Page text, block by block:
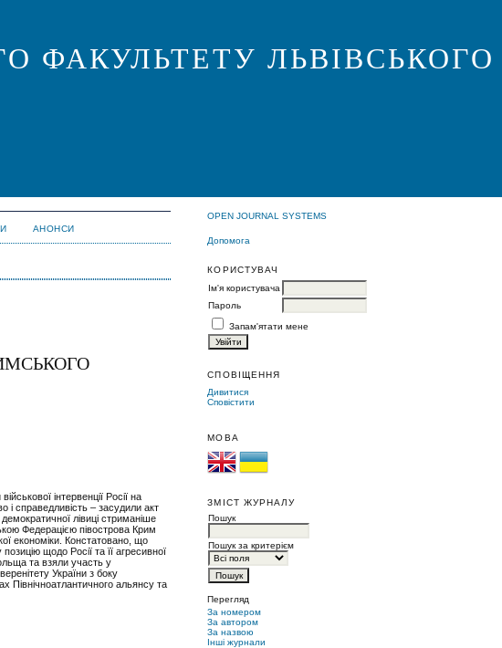
ФАКУЛЬТЕТУ ЛЬВІВСЬКОГО
OPEN JOURNAL SYSTEMS
Допомога
КОРИСТУВАЧ
Ім'я користувача
Пароль
Запам'ятати мене
СПОВІЩЕННЯ
Дивитися
Сповістити
МОВА
ЗМІСТ ЖУРНАЛУ
Пошук
Пошук за критерієм
Перегляд
За номером
За автором
За назвою
Інші журнали
АНОНСИ
інтервенції Росії на
і справедливість ‒ засудили акт
лівиці стриманіше
Федерацією півострова Крим
економіки. Констатовано, що
щодо Росії та її агресивної
та взяли участь у
України з боку
Північноатлантичного альянсу та